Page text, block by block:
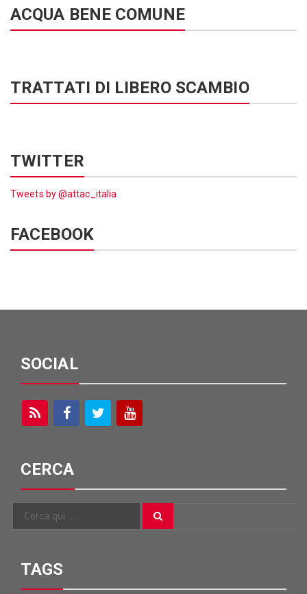
ACQUA BENE COMUNE
TRATTATI DI LIBERO SCAMBIO
TWITTER
Tweets by @attac_italia
FACEBOOK
SOCIAL
CERCA
Cerca
TAGS